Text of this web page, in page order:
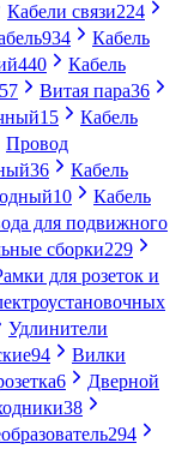
Кабели связи224
934
Кабель
440
Кабель
57 Витая пара36
15
Кабель
Провод
36
Кабель
10
Кабель
для подвижного
сборки229
для розеток и
Удлинители
94
Вилки
6
Дверной
38
294